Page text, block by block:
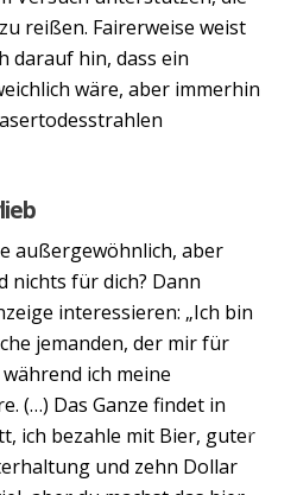
Next
reißen. Fairerweise weist
darauf hin, dass ein
wäre, aber immerhin
außergewöhnlich, aber
nichts für dich? Dann
interessieren: „Ich bin
jemanden, der mir für
ich meine
(…) Das Ganze findet in
ich bezahle mit Bier, guter
und zehn Dollar